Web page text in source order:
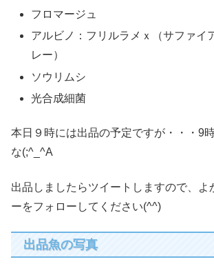
フロマージュ
アルビノ：フリルラメｘ（サファイ
レー）
ソウリムシ
光合成細菌
本日９時には出品の予定ですが・・・9
な(;^_^A
出品しましたらツイートしますので、よ
ーをフォローしてください(^^)
出品魚の写真